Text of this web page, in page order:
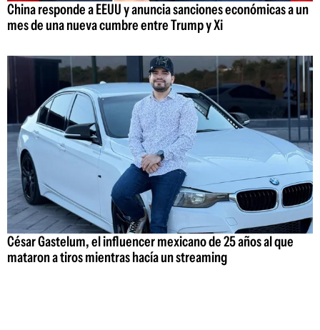
China responde a EEUU y anuncia sanciones económicas a un
mes de una nueva cumbre entre Trump y Xi
César Gastelum, el influencer mexicano de 25 años al que
mataron a tiros mientras hacía un streaming